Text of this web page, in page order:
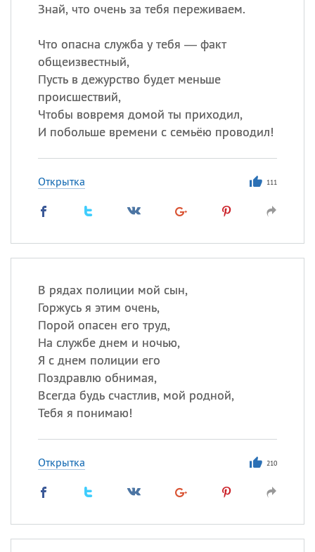
Знай, что очень за тебя переживаем.
Что опасна служба у тебя — факт
общеизвестный,
Пусть в дежурство будет меньше
происшествий,
Чтобы вовремя домой ты приходил,
И побольше времени с семьёю проводил!
Открытка 111
В рядах полиции мой сын,
Горжусь я этим очень,
Порой опасен его труд,
На службе днем и ночью,
Я с днем полиции его
Поздравлю обнимая,
Всегда будь счастлив, мой родной,
Тебя я понимаю!
Открытка 210
ИМЕНА
Посмотреть значениеи